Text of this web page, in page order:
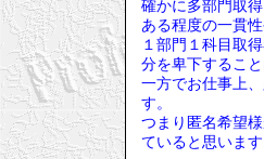
確かに多部門取
ある程度の一貫
１部門１科目取
分を卑下すること
一方でお仕事上
す。
つまり匿名希望
ていると思いま